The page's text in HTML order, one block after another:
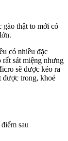
gào thật to mới có
có nhiều đặc
sát miệng nhưng
sẽ được kéo ra
được trong, khoẻ
sau